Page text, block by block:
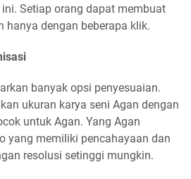
Setiap orang dapat membuat
hanya dengan beberapa klik.
banyak opsi penyesuaian.
ukuran karya seni Agan dengan
untuk Agan. Yang Agan
yang memiliki pencahayaan dan
resolusi setinggi mungkin.